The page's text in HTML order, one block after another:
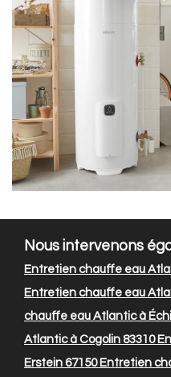
Nous intervenons
Entretien chauffe eau
Entretien chauffe eau
chauffe eau Atlantic à
Atlantic à Cogolin 83310
Erstein 67150Entretien